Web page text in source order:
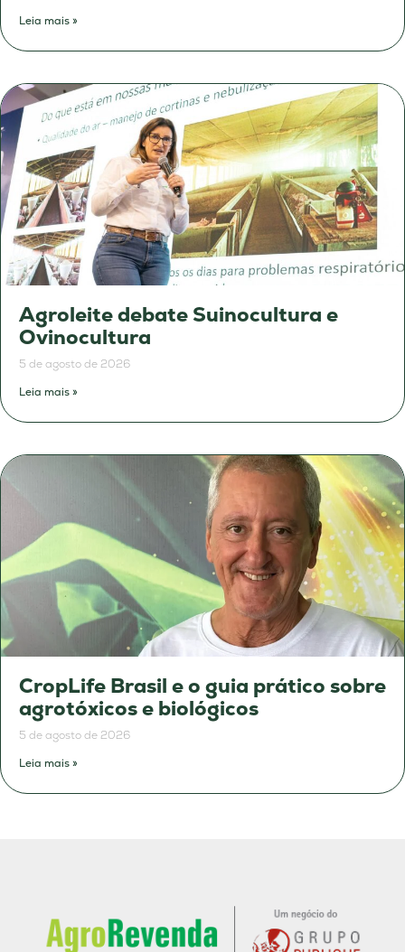
Leia mais »
Agroleite debate Suinocultura e
Ovinocultura
5 de agosto de 2026
Leia mais »
CropLife Brasil e o guia prático sobre
agrotóxicos e biológicos
5 de agosto de 2026
Leia mais »